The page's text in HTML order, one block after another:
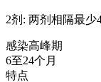
2剂: 两剂相隔最少
感染高峰期
6至24个月
特点